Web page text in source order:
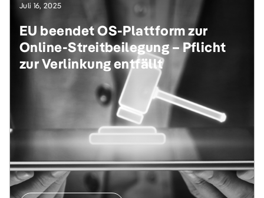
Juli 16, 2025
EU beendet OS-Plattform zur
Online-Streitbeilegung – Pflicht
zur Verlinkung entfällt